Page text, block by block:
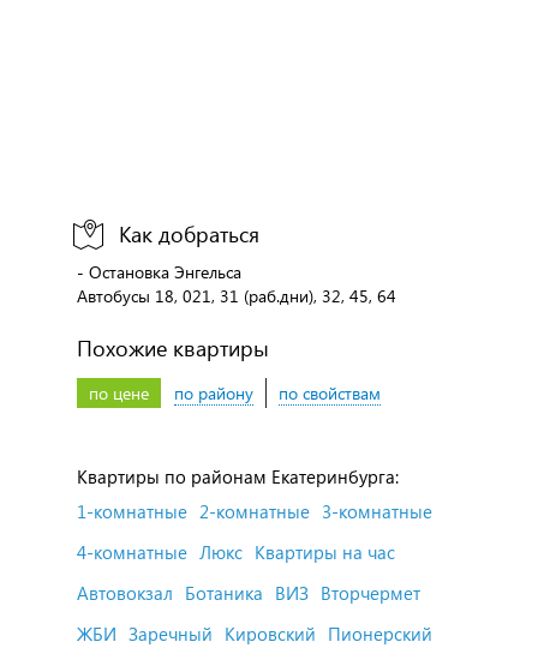
Как добраться
- Остановка Энгельса
Автобусы 18, 021, 31 (раб.дни), 32, 45, 64
Похожие квартиры
по цене по району по свойствам
Квартиры по районам Екатеринбурга:
1-комнатные 2-комнатные 3-комнатные
4-комнатные Люкс Квартиры на час
Автовокзал Ботаника ВИЗ Вторчермет
ЖБИ Заречный Кировский Пионерский